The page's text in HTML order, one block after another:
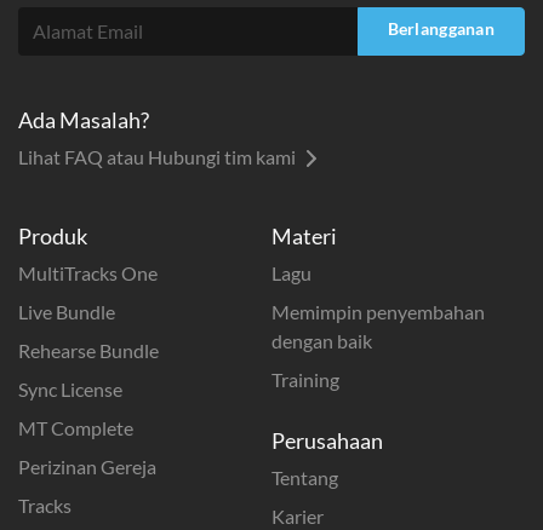
Produk
MultiTracks One
Live Bundle
Rehearse Bundle
Sync License
MT Complete
Perizinan Gereja
Tracks
Materi
Lagu
Memimpin penyembahan
dengan baik
Training
Perusahaan
Tentang
Karier
Berlangganan
Ada Masalah?
Lihat FAQ atau Hubungi tim kami